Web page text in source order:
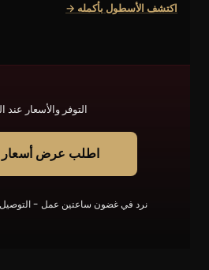
اكتشف الأسطول بأكمله →
التوفر والأسعار
اطلب عرض أسعار
نرد في غضون ساعتين عمل - التوصيل